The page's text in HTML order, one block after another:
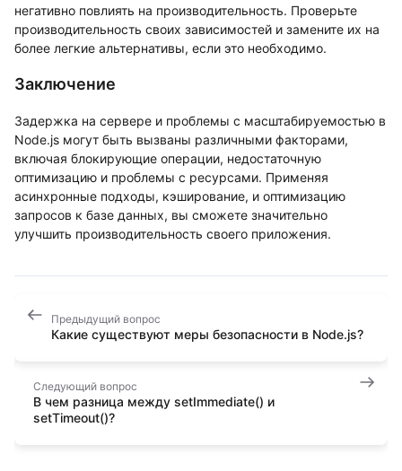
негативно повлиять на производительность. Проверьте
производительность своих зависимостей и замените их на
более легкие альтернативы, если это необходимо.
Заключение
Задержка на сервере и проблемы с масштабируемостью в
Node.js могут быть вызваны различными факторами,
включая блокирующие операции, недостаточную
оптимизацию и проблемы с ресурсами. Применяя
асинхронные подходы, кэширование, и оптимизацию
запросов к базе данных, вы сможете значительно
улучшить производительность своего приложения.
Предыдущий вопрос
Какие существуют меры безопасности в Node.js?
Следующий вопрос
В чем разница между setImmediate() и
setTimeout()?